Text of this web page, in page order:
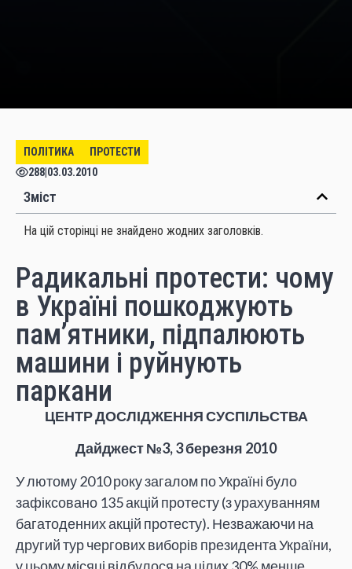
ПОЛІТИКА
ПРОТЕСТИ
288 03.03.2010
Зміст
На цій сторінці не знайдено жодних заголовків.
Радикальні протести: чому
в Україні пошкоджують
пам’ятники, підпалюють
машини і руйнують
паркани
ЦЕНТР ДОСЛІДЖЕННЯ СУСПІЛЬСТВА
Дайджест №3, 3 березня 2010
У лютому 2010 року загалом по Україні було
зафіксовано 135 акцій протесту (з урахуванням
багатоденних акцій протесту). Незважаючи на
другий тур чергових виборів президента України,
у цьому місяці відбулося на цілих 30% менше